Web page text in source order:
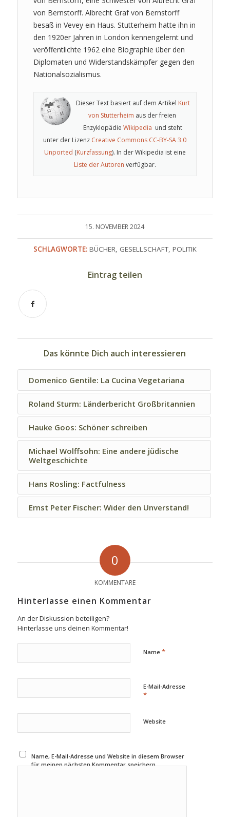
von Bernstorff. Albrecht Graf von Bernstorff
besaß in Vevey ein Haus. Stutterheim hatte ihn in
den 1920er Jahren in London kennengelernt und
veröffentlichte 1962 eine Biographie über den
Diplomaten und Widerstandskämpfer gegen den
Nationalsozialismus.
Dieser Text basiert auf dem Artikel Kurt
von Stutterheim aus der freien
EnzyklopädieWikipedia und steht
unter der Lizenz Creative Commons CC-BY-SA 3.0
Unported (Kurzfassung). In der Wikipedia ist eine
Liste der Autoren verfügbar.
15. NOVEMBER 2024
SCHLAGWORTE: BÜCHER, GESELLSCHAFT, POLITIK
Eintrag teilen
Das könnte Dich auch interessieren
Domenico Gentile: La Cucina Vegetariana
Roland Sturm: Länderbericht Großbritannien
Hauke Goos: Schöner schreiben
Michael Wolffsohn: Eine andere jüdische
Weltgeschichte
Hans Rosling: Factfulness
Ernst Peter Fischer: Wider den Unverstand!
0
KOMMENTARE
Hinterlasse einen Kommentar
An der Diskussion beteiligen?
Hinterlasse uns deinen Kommentar!
Name *
E-Mail-Adresse
*
Website
Name, E-Mail-Adresse und Website in diesem Browser
für meinen nächsten Kommentar speichern.